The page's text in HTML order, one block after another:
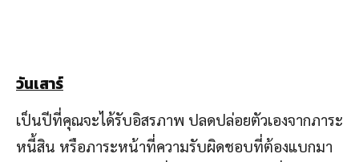
วันเสาร์
เป็นปีที่คุณจะได้รับอิสรภาพ ปลดปล่อยตัวเองจากภาระ
หนี้สิน หรือภาระหน้าที่ความรับผิดชอบที่ต้องแบกมา